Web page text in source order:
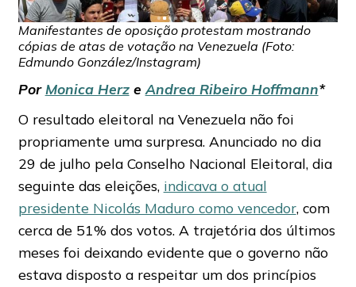
Manifestantes de oposição protestam mostrando
cópias de atas de votação na Venezuela (Foto:
Edmundo González/Instagram)
PorMonica HerzeAndrea Ribeiro Hoffmann*
O resultado eleitoral na Venezuela não foi
propriamente uma surpresa. Anunciado no dia
29 de julho pela Conselho Nacional Eleitoral, dia
seguinte das eleições, indicava o atual
presidente Nicolás Maduro como vencedor, com
cerca de 51% dos votos. A trajetória dos últimos
meses foi deixando evidente que o governo não
estava disposto a respeitar um dos princípios